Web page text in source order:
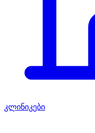
კლინიკები